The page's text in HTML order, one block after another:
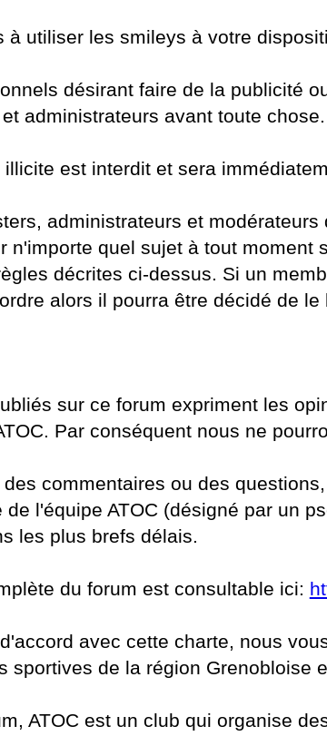
à utiliser les smileys à votre
désirant faire de la publicité
administrateurs avant toute chose.
illicite est interdit et sera
administrateurs et
n'importe quel sujet à tout
décrites ci-dessus. Si un
alors il pourra être décidé de le
sur ce forum expriment les
Par conséquent nous ne
commentaires ou des
de l'équipe ATOC (désigné par un
les plus brefs délais.
du forum est consultable ici:
avec cette charte, nous
sportives de la région Grenobloise
ATOC est un club qui organise